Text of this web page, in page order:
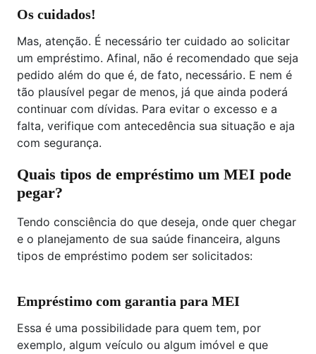
Os cuidados!
Mas, atenção. É necessário ter cuidado ao solicitar
um empréstimo. Afinal, não é recomendado que seja
pedido além do que é, de fato, necessário. E nem é
tão plausível pegar de menos, já que ainda poderá
continuar com dívidas. Para evitar o excesso e a
falta, verifique com antecedência sua situação e aja
com segurança.
Quais tipos de empréstimo um MEI pode
pegar?
Tendo consciência do que deseja, onde quer chegar
e o planejamento de sua saúde financeira, alguns
tipos de empréstimo podem ser solicitados:
Empréstimo com garantia para MEI
Essa é uma possibilidade para quem tem, por
exemplo, algum veículo ou algum imóvel e que